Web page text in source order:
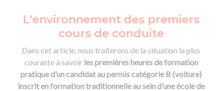
L'environnement des premiers
cours de conduite
Dans cet article, nous traiterons de la situation la plus
courante à savoir les premières heures de formation
pratique d’un candidat au permis catégorie B (voiture)
inscrit en formation traditionnelle au sein d’une école de